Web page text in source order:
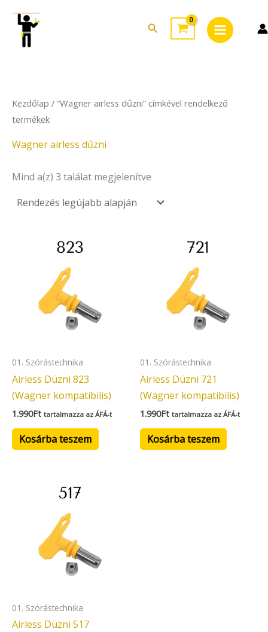
content
Search
Menu
Kezdőlap / “Wagner airless dűzni” címkével rendelkező
termékek
Wagner airless dűzni
Mind a(z) 3 találat megjelenítve
latest
01. Szórástechnika
Airless Düzni 823
(Wagner kompatibilis)
1.990Ft tartalmazza az ÁFÁ-t
Kosárba teszem
01. Szórástechnika
Airless Düzni 721
(Wagner kompatibilis)
1.990Ft tartalmazza az ÁFÁ-t
Kosárba teszem
01. Szórástechnika
Airless Düzni 517